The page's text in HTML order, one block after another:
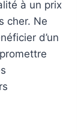
à un prix
cher. Ne
d’un